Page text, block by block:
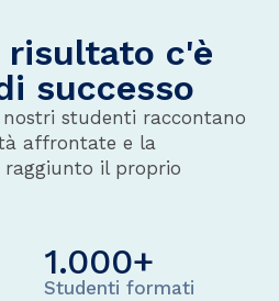
risultato c'è
successo
studenti raccontano
affrontate e la
raggiunto il proprio
Studenti formati
1.000+